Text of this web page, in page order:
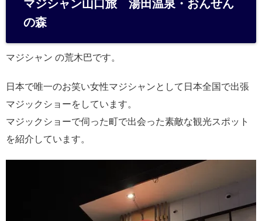
マジシャン山口旅 湯田温泉・おんせん
の森
マジシャン の荒木巴です。
日本で唯一のお笑い女性マジシャンとして日本全国で出張
マジックショーをしています。
マジックショーで伺った町で出会った素敵な観光スポット
を紹介しています。